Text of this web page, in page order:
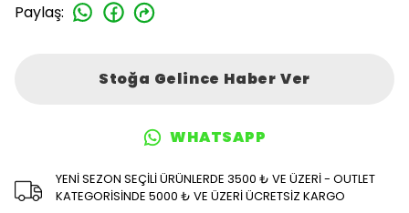
Paylaş:
Stoğa Gelince Haber Ver
WHATSAPP
YENİ SEZON SEÇİLİ ÜRÜNLERDE 3500 ₺ VE ÜZERİ - OUTLET
KATEGORİSİNDE 5000 ₺ VE ÜZERİ ÜCRETSİZ KARGO